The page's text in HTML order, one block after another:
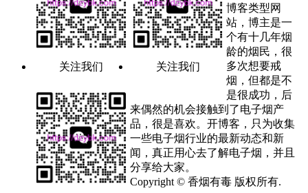
关注我们 关注我们
博客类型网
站，博主是一
个有十几年烟
龄的烟民，很
多次想要戒
烟，但都是不
是很成功，后
来偶然的机会接触到了电子烟产
品，很是喜欢。开博客，只为收集
一些电子烟行业的最新动态和新
闻，真正用心去了解电子烟，并且
分享给大家。
Copyright © 香烟有毒 版权所有.